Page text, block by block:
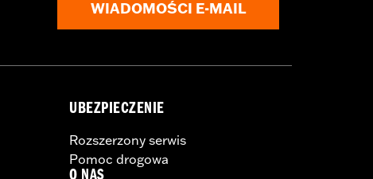
WIADOMOŚCI E-MAIL
UBEZPIECZENIE
Rozszerzony serwis
Pomoc drogowa